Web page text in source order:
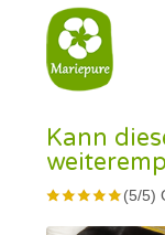
Kann
(5/5)